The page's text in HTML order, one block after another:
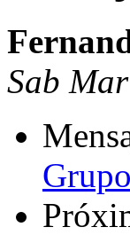
Sab